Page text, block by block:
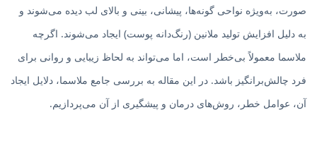
صورت، به‌ویژه نواحی گونه‌ها، پیشانی، بینی و بالای لب دیده می‌شوند و
به دلیل افزایش تولید ملانین (رنگ‌دانه پوست) ایجاد می‌شوند. اگرچه
ملاسما معمولاً بی‌خطر است، اما می‌تواند به لحاظ زیبایی و روانی برای
فرد چالش‌برانگیز باشد. در این مقاله به بررسی جامع ملاسما، دلایل ایجاد
آن، عوامل خطر، روش‌های درمان و پیشگیری از آن می‌پردازیم.